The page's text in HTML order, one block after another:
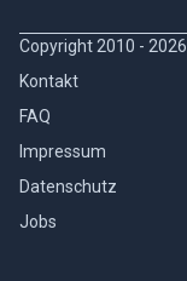
Copyright 2010 - 2026
Kontakt
FAQ
Impressum
Datenschutz
Jobs